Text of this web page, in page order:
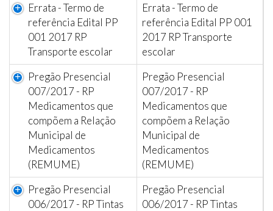
Errata - Termo de
referência Edital PP
001 2017 RP
Transporte escolar
Errata - Termo de
referência Edital PP 001
2017 RP Transporte
escolar
Pregão Presencial
007/2017 - RP
Medicamentos que
compõem a Relação
Municipal de
Medicamentos
(REMUME)
Pregão Presencial
007/2017 - RP
Medicamentos que
compõem a Relação
Municipal de
Medicamentos
(REMUME)
Pregão Presencial
006/2017 - RP Tintas
Pregão Presencial
006/2017 - RP Tintas